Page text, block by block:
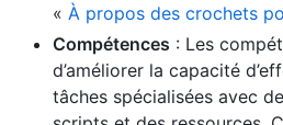
« À propos des crochets
Compétences : Les
d’améliorer la capacité
tâches spécialisées avec